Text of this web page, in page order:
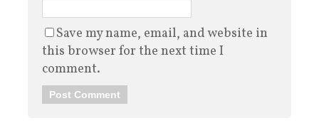
Save my name, email, and website in
this browser for the next time I
comment.